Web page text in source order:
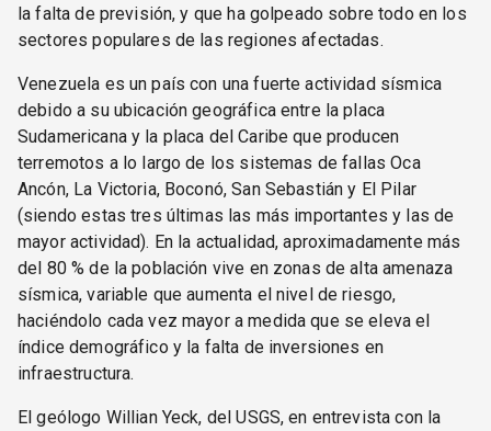
la falta de previsión, y que ha golpeado sobre todo en los
sectores populares de las regiones afectadas.
Venezuela es un país con una fuerte actividad sísmica
debido a su ubicación geográfica entre la placa
Sudamericana y la placa del Caribe que producen
terremotos a lo largo de los sistemas de fallas Oca
Ancón, La Victoria, Boconó, San Sebastián y El Pilar
(siendo estas tres últimas las más importantes y las de
mayor actividad). En la actualidad, aproximadamente más
del 80 % de la población vive en zonas de alta amenaza
sísmica, variable que aumenta el nivel de riesgo,
haciéndolo cada vez mayor a medida que se eleva el
índice demográfico y la falta de inversiones en
infraestructura.
El geólogo Willian Yeck, del USGS, en entrevista con la